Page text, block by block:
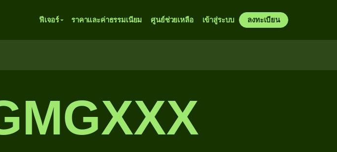
ฟีเจอร์ ราคาและค่าธรรมเนียม ศูนย์ช่วยเหลือ เข้าสู่ระบบ ลงทะเบียน